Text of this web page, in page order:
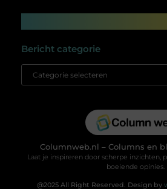
Bericht categorie
Columnweb.nl – Columns en
Laat je inspireren door scherpe inzichten,
boeiende opinies.
@2025 All Right Reserved. Design by